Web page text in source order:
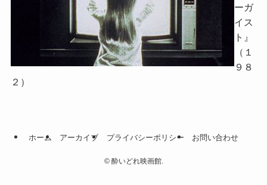
ーガ
イス
ト』
（１
９８
２）
ホーム アーカイブ プライバシーポリシー お問い合わせ
©酔いどれ映画館.